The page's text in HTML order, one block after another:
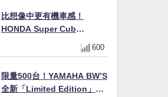
比想像中更有機車感！
HONDA Super Cub
110【Webike愛車精選】
600
限量500台！YAMAHA BW’S
全新「Limited Edition」都